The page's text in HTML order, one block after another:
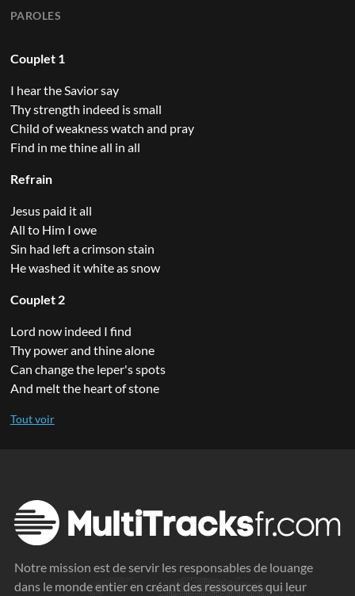
PAROLES
Couplet 1
I hear the Savior say
Thy strength indeed is small
Child of weakness watch and pray
Find in me thine all in all
Refrain
Jesus paid it all
All to Him I owe
Sin had left a crimson stain
He washed it white as snow
Couplet 2
Lord now indeed I find
Thy power and thine alone
Can change the leper's spots
And melt the heart of stone
Notre mission est de servir les responsables de louange
dans le monde entier en créant des ressources qui leur